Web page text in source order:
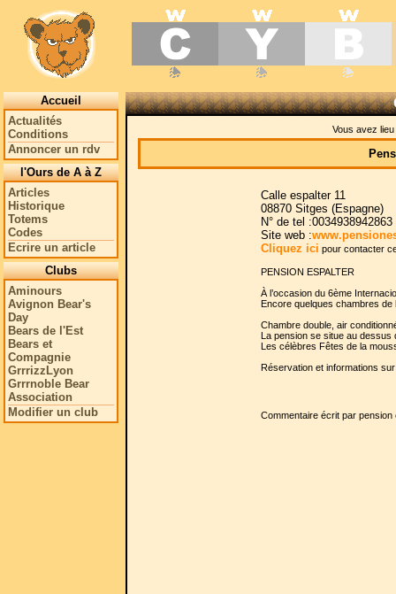
Accueil
Actualités
Conditions
Annoncer un rdv
l'Ours de A à Z
Articles
Historique
Totems
Codes
Ecrire un article
Clubs
Aminours
Avignon Bear's
Day
Bears de l'Est
Bears et
Compagnie
GrrrizzLyon
Grrrnoble Bear
Association
Modifier un club
Vous avez
Calle espalter 11
08870 Sitges (Espagne)
N° de tel :0034938942863
Site web :
Cliquez ici pour contacter
PENSION ESPALTER
À l’occasion du 6ème
Encore quelques chambres de
Chambre double, air
La pension se situe au
Les célèbres Fêtes de la
Réservation et informations
Commentaire écrit par pension